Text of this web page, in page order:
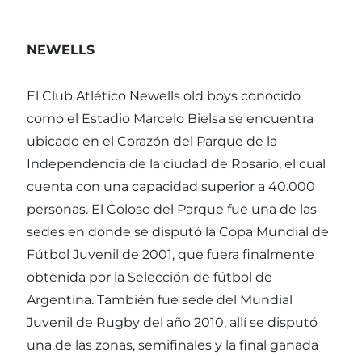
NEWELLS
El Club Atlético Newells old boys conocido
como el Estadio Marcelo Bielsa se encuentra
ubicado en el Corazón del Parque de la
Independencia de la ciudad de Rosario, el cual
cuenta con una capacidad superior a 40.000
personas. El Coloso del Parque fue una de las
sedes en donde se disputó la Copa Mundial de
Fútbol Juvenil de 2001, que fuera finalmente
obtenida por la Selección de fútbol de
Argentina. También fue sede del Mundial
Juvenil de Rugby del año 2010, allí se disputó
una de las zonas, semifinales y la final ganada